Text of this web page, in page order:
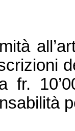
all’
fr.